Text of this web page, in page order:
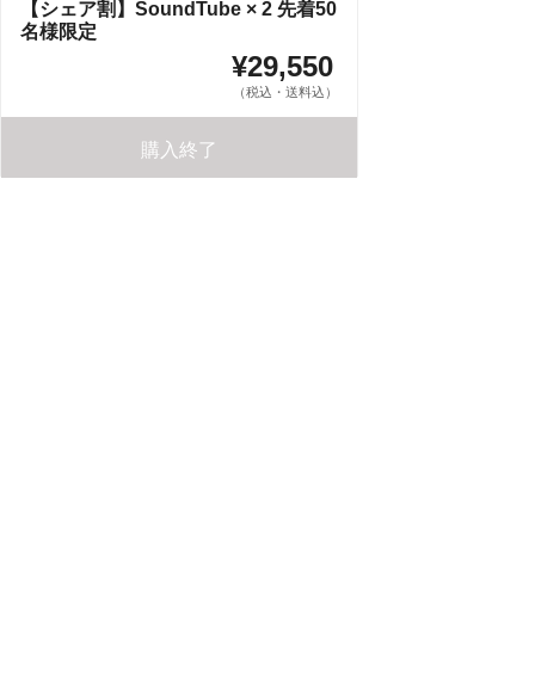
【シェア割】SoundTube × 2 先着50
名様限定
¥29,550
（税込・送料込）
購入終了